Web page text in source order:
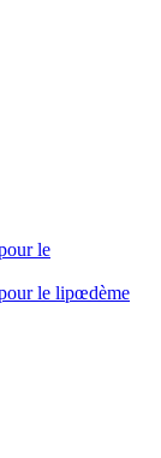
le
le lipœdème